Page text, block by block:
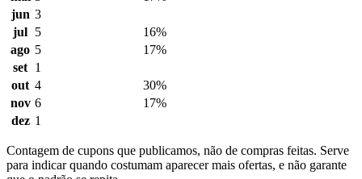
jun 3
jul 5
16%
ago 5
17%
set 1
out 4
30%
nov 6
17%
dez 1
Contagem de cupons que publicamos, não de compras feitas. Serve
para indicar quando costumam aparecer mais ofertas, e não garante